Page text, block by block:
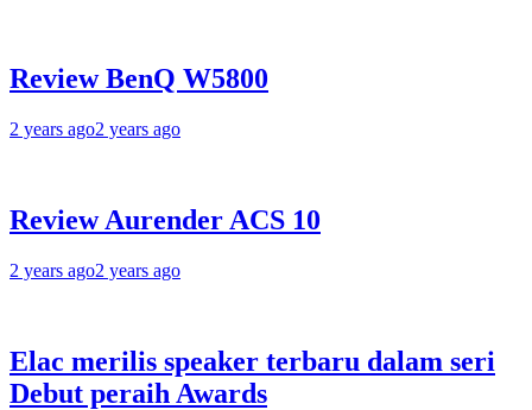
Review BenQ W5800
2 years ago2 years ago
Review Aurender ACS 10
2 years ago2 years ago
Elac merilis speaker terbaru dalam seri
Debut peraih Awards